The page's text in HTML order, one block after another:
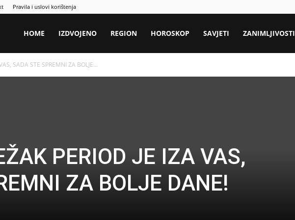
Pravila i uslovi korištenja
HOME IZDVOJENO REGION HOROSKOP SAVJETI ZANIMLJIVOSTI
SADA STE SPREMNI ZA BOLJE...
PERIOD JE IZA VAS,
ZA BOLJE DANE!